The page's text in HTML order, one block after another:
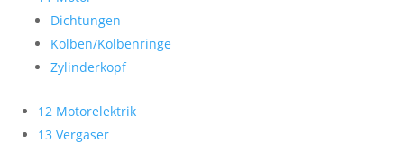
Dichtungen
Kolben/Kolbenringe
Zylinderkopf
12 Motorelektrik
13 Vergaser